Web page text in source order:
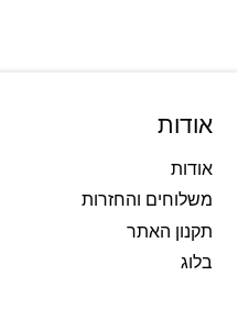
אודות
אודות
משלוחים והחזרות
תקנון האתר
בלוג